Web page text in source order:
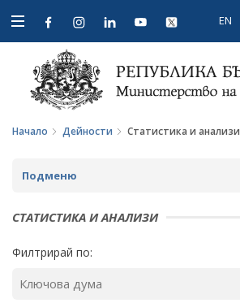
Open
navigation
EN
Начало Дейности Статистика и анализи
Подменю
СТРАТЕГИИ И ПОЛИТИКИ
СТАТИСТИКА И АНАЛИЗИ
ОБЩЕСТВЕН СЪВЕТ ПО ЕНЕРГЕТИКА
СТАТИСТИКА И АНАЛИЗИ
Филтрирай по: